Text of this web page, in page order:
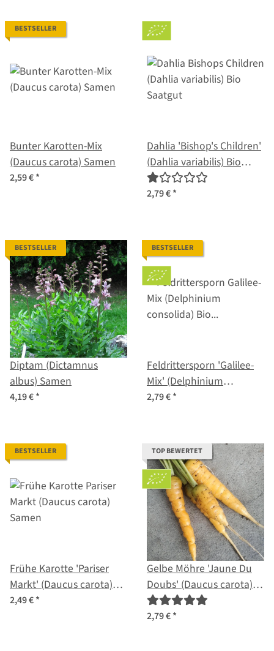
BESTSELLER
Bunter Karotten-Mix
(Daucus carota) Samen
2,59 €*
Dahlia 'Bishop's Children'
(Dahlia variabilis) Bio
Saatgut
2,79 €*
BESTSELLER
Diptam (Dictamnus
albus) Samen
4,19 €*
BESTSELLER
Feldrittersporn 'Galilee-
Mix' (Delphinium
consolida) Bio Saatgut
2,79 €*
BESTSELLER
Frühe Karotte 'Pariser
Markt' (Daucus carota)
Samen
2,49 €*
TOP BEWERTET
Gelbe Möhre 'Jaune Du
Doubs' (Daucus carota)
Bio Saatgut
2,79 €*